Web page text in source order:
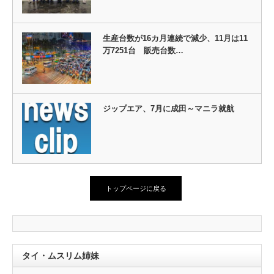
生産台数が16カ月連続で減少、11月は11
万7251台 販売台数…
ジップエア、7月に成田～マニラ就航
トップページに戻る
タイ・ムスリム姉妹